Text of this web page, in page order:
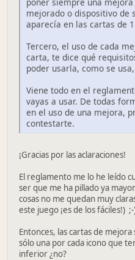
mejorado o dispositivo de
aparecía en las cartas de
Tercero, el uso de cada
carta, te dice qué
poder usarla, como se
Viene todo en el
vayas a usar. De todas
en el uso de una mejora,
contestarte.
¡Gracias por las aclaraciones!
El reglamento me lo he leído
ser que me ha pillado ya
cosas no me quedan muy
este juego ¡es de los fáciles!) ;-
Entonces, las cartas de
sólo una por cada icono que
inferior ¿no?